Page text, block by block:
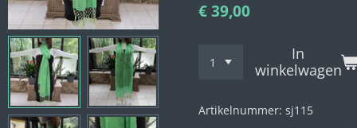
€ 39,00
In
winkelwagen
Artikelnummer: sj115